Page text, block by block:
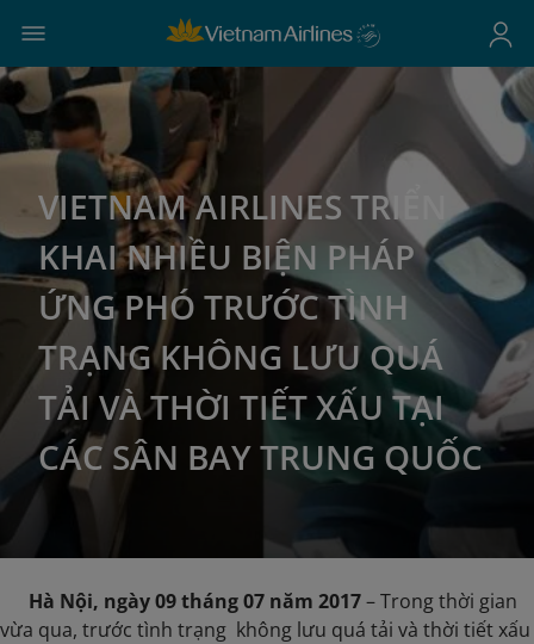
VIETNAM AIRLINES TRIỂN
KHAI NHIỀU BIỆN PHÁP
ỨNG PHÓ TRƯỚC TÌNH
TRẠNG KHÔNG LƯU QUÁ
TẢI VÀ THỜI TIẾT XẤU TẠI
CÁC SÂN BAY TRUNG QUỐC
Hà Nội, ngày 09 tháng 07 năm 2017– Trong thời gian
vừa qua, trước tình trạng không lưu quá tải và thời tiết xấu